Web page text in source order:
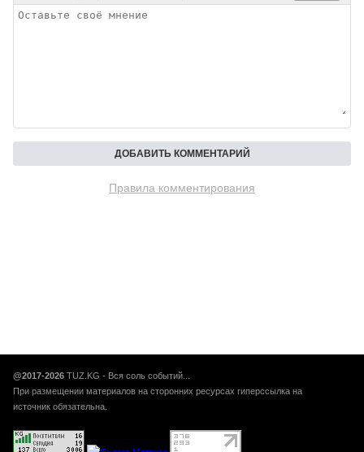
Правила комментирования
@2017-2026 TUZ.KG - Вся соль событий...
При размещении материалов на сторонних ресурсах гиперссылка на
источник обязательна.